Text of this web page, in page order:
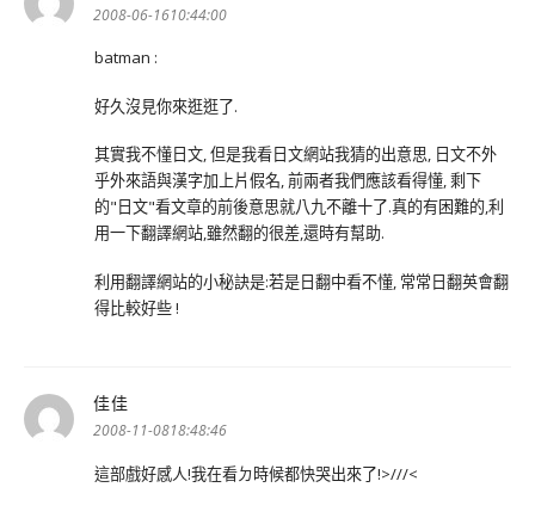
示:
2008-06-1610:44:00
batman :
好久沒見你來逛逛了.
其實我不懂日文, 但是我看日文網站我猜的出意思, 日文不外
乎外來語與漢字加上片假名, 前兩者我們應該看得懂, 剩下
的"日文"看文章的前後意思就八九不離十了.真的有困難的,利
用一下翻譯網站,雖然翻的很差,還時有幫助.
利用翻譯網站的小秘訣是:若是日翻中看不懂, 常常日翻英會翻
得比較好些 !
佳佳
示:
2008-11-0818:48:46
這部戲好感人!我在看ㄉ時候都快哭出來了!>///<